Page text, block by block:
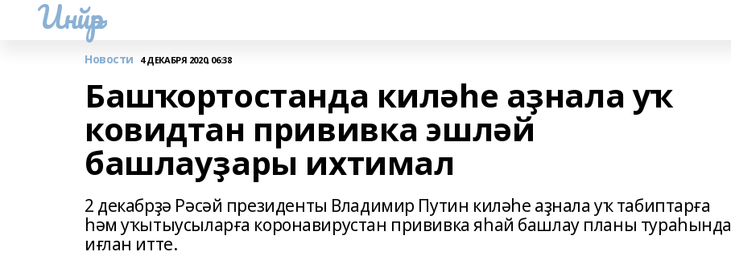
Инйәр
Новости 4 ДЕКАБРЯ 2020, 06:38
Башҡортостанда киләһе аҙнала уҡ
ковидтан прививка эшләй
башлауҙары ихтимал
2 декабрҙә Рәсәй президенты Владимир Путин киләһе аҙнала уҡ табиптарға
һәм уҡытыусыларға коронавирустан прививка яһай башлау планы тураһында
иғлан итте.